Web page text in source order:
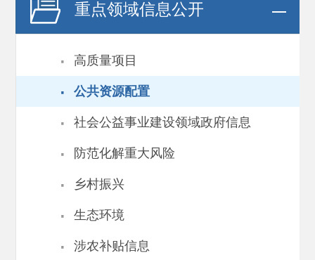
重点领域信息公开
· 高质量项目
· 公共资源配置
· 社会公益事业建设领域政府信息
· 防范化解重大风险
· 乡村振兴
· 生态环境
· 涉农补贴信息